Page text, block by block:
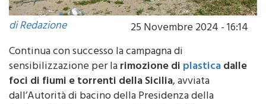
di Redazione
25 Novembre 2024 - 16:14
Continua con successo la campagna di
sensibilizzazione per larimozione di
foci di fiumi e torrenti della Sicilia, avviata
dall’Autorità di bacino della Presidenza della
Regione Siciliana e supportata dal ministero